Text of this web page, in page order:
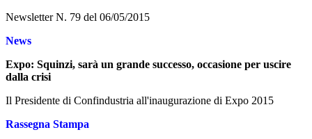
Newsletter N. 79 del 06/05/2015
News
Expo: Squinzi, sarà un grande successo, occasione per uscire
dalla crisi
Il Presidente di Confindustria all'inaugurazione di Expo 2015
Rassegna Stampa